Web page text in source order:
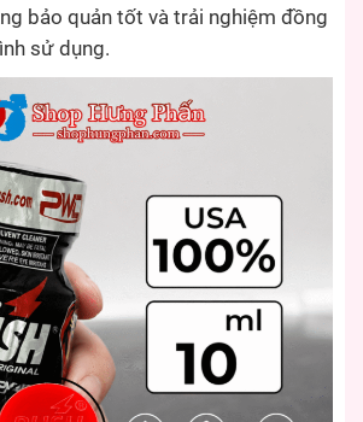
bảo quản tốt và trải nghiệm đồng
sử dụng.